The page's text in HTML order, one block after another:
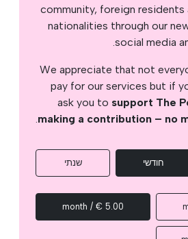
community, foreign residents
nationalities through our
social media
We appreciate that not
pay for our services but if
ask you to support The
making a contribution – no
.
חודשי שנתי
5.00 € / month